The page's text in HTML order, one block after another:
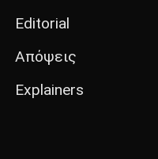
Editorial
Απόψεις
Explainers